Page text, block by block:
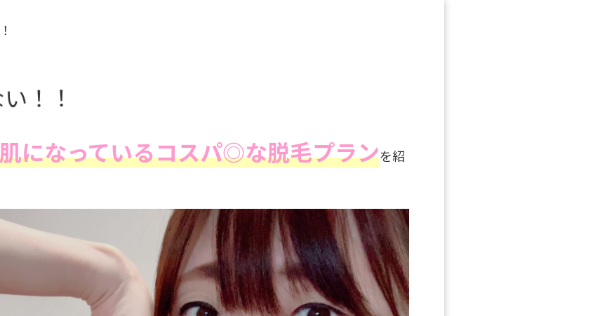
！！
になっているコスパ◎な脱毛プランを紹